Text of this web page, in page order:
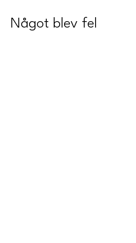
Något blev fel